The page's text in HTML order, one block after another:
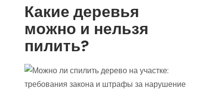
Какие деревья
можно и нельзя
пилить?